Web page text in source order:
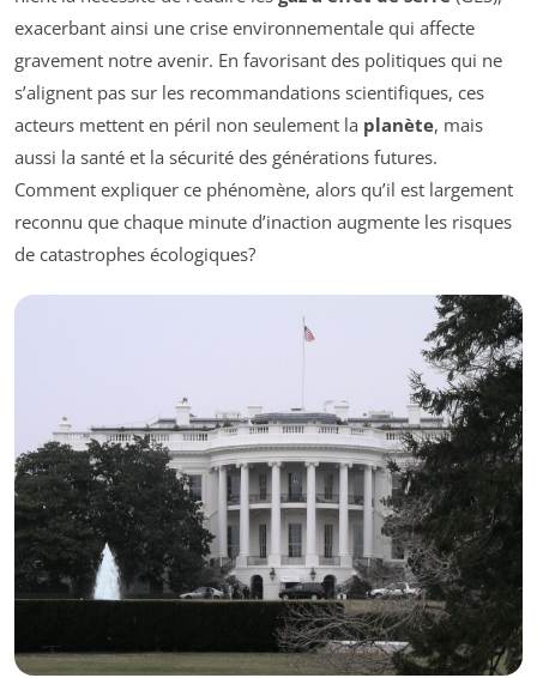
exacerbant ainsi une crise environnementale qui affecte
gravement notre avenir. En favorisant des politiques qui ne
s’alignent pas sur les recommandations scientifiques, ces
acteurs mettent en péril non seulement la planète, mais
aussi la santé et la sécurité des générations futures.
Comment expliquer ce phénomène, alors qu’il est largement
reconnu que chaque minute d’inaction augmente les risques
de catastrophes écologiques?